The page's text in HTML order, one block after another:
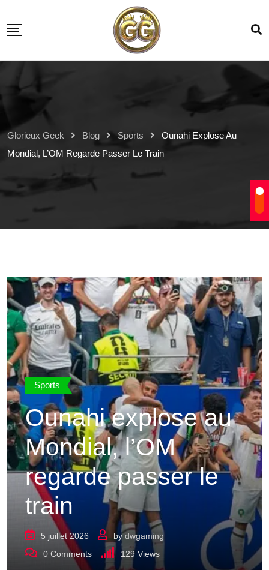
Glorieux Geek Blog Sports
Ounahi Explose Au
Mondial, L’OM Regarde Passer Le Train
Sports
Ounahi explose au
Mondial, l’OM
regarde passer le
train
5 juillet 2026 bydwgaming
0 Comments 129 Views